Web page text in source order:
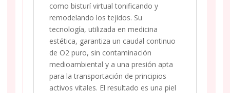
como bisturí virtual tonificando y
remodelando los tejidos. Su
tecnología, utilizada en medicina
estética, garantiza un caudal continuo
de O2 puro, sin contaminación
medioambiental y a una presión apta
para la transportación de principios
activos vitales. El resultado es una piel